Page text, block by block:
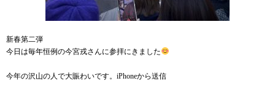
新春第二弾
今日は毎年恒例の今宮戎さんに参拝にきました
今年の沢山の人で大賑わいです。iPhoneから送信